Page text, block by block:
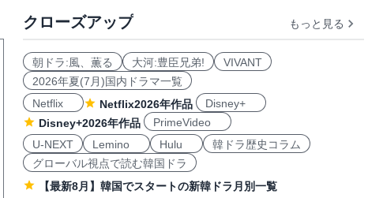
クローズアップ もっと見る
朝ドラ:風、薫る 大河:豊臣兄弟!
VIVANT
2026年夏(7月)国内ドラマ一覧
Netflix
Netflix2026年作品
Disney+
Disney+2026年作品
PrimeVideo
U-NEXT
Lemino Hulu
韓ドラ歴史コラム
グローバル視点で読む韓国ドラ
【最新8月】韓国でスタートの新韓ドラ月別一覧